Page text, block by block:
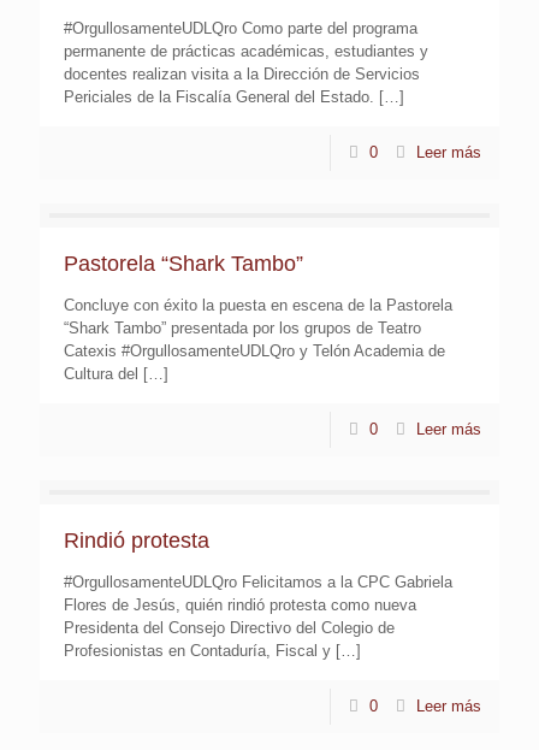
#OrgullosamenteUDLQro Como parte del programa
permanente de prácticas académicas, estudiantes y
docentes realizan visita a la Dirección de Servicios
Periciales de la Fiscalía General del Estado. […]
0 Leer más
Pastorela “Shark Tambo”
Concluye con éxito la puesta en escena de la Pastorela
“Shark Tambo” presentada por los grupos de Teatro
Catexis #OrgullosamenteUDLQro y Telón Academia de
Cultura del […]
0 Leer más
Rindió protesta
#OrgullosamenteUDLQro Felicitamos a la CPC Gabriela
Flores de Jesús, quién rindió protesta como nueva
Presidenta del Consejo Directivo del Colegio de
Profesionistas en Contaduría, Fiscal y […]
0 Leer más